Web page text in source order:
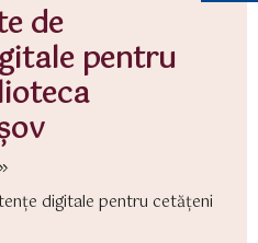
de
pentru
digitale pentru cetăţeni